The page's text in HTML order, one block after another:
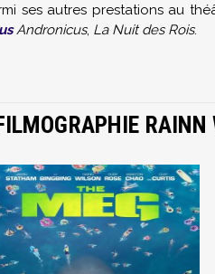
ses autres prestations au
Andronicus, La Nuit des Rois.
RAINN